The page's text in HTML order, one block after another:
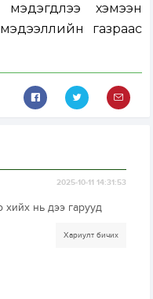
мэдэгдлээ хэмээн
газраас
2025-10-11 14:31:53
хийх нь дээ гарууд
Хариулт бичих